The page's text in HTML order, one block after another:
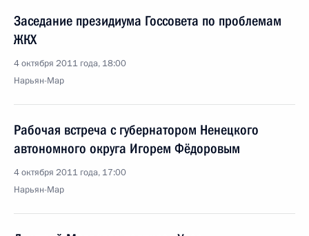
Заседание президиума Госсовета по проблемам
ЖКХ
4 октября 2011 года, 18:00
Нарьян-Мар
Рабочая встреча с губернатором Ненецкого
автономного округа Игорем Фёдоровым
4 октября 2011 года, 17:00
Нарьян-Мар